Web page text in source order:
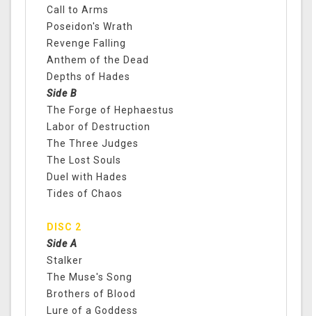
Call to Arms
Poseidon's Wrath
Revenge Falling
Anthem of the Dead
Depths of Hades
Side B
The Forge of Hephaestus
Labor of Destruction
The Three Judges
The Lost Souls
Duel with Hades
Tides of Chaos
DISC 2
Side A
Stalker
The Muse's Song
Brothers of Blood
Lure of a Goddess